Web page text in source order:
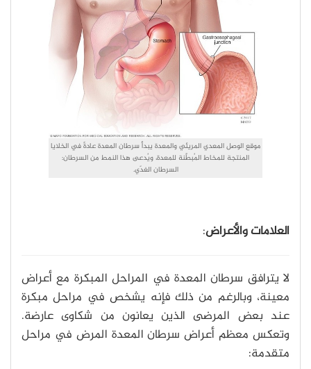
موقع الوصل المعدي المريئي والمعدة يبدأ سرطان المعدة عادةً في الخلايا
المنتجة للمخاط المُبطِّنة للمعدة، ويُدعى هذا النمط من السرطان:
السرطان الغدّي.
العلامات والأعراض:
لا يترافق سرطان المعدة في المراحل المبكرة مع أعراض
معينة، وبالرغم من ذلك فإنه يشخص في مراحل مبكرة
عند بعض المرضى الذين يعانون من شكاوى عارضة.
وتعكس معظم أعراض سرطان المعدة المرض في مراحل
متقدمة: